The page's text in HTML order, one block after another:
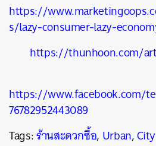
https://
s/lazy-consumer-lazy-
https://thunhoon.com/
https://www.facebook.com/
76782952443089
Tags:ร้านสะดวกซื้อ, Urban,